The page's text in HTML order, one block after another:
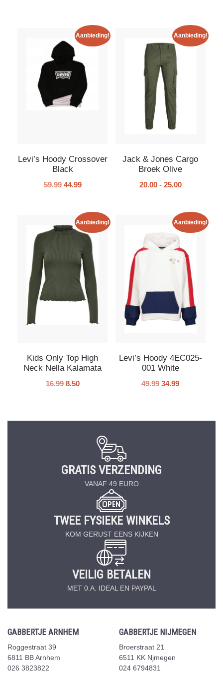
Aanbieding!
Levi’s Hoody Crossover
Black
59.99 44.99
Aanbieding!
Jack & Jones Cargo
Broek Olive
20.00 - 25.00
Aanbieding!
Kids Only Top High
Neck Nella Kalamata
16.99 8.50
Aanbieding!
Levi’s Hoody 4EC025-
001 White
49.99 34.99
GRATIS VERZENDING
VANAF 49 EURO
TWEE FYSIEKE WINKELS
KOM GERUST EENS KIJKEN
VEILIG BETALEN
MET 0.A. IDEAL EN PAYPAL
GABBERTJE ARNHEM
Roggestraat 39
6811 BB Arnhem
026 3823822
GABBERTJE NIJMEGEN
Broerstraat 21
6511 KK Njmegen
024 6794831